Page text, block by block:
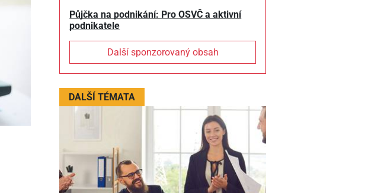
Půjčka na podnikání: Pro OSVČ a aktivní
podnikatele
Další sponzorovaný obsah
DALŠÍ TÉMATA